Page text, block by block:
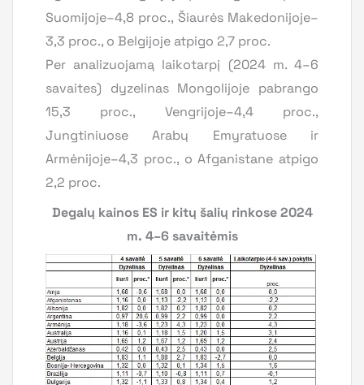
Suomijoje–4,8 proc., Šiaurės Makedonijoje–
3,3 proc., o Belgijoje atpigo 2,7 proc.
Per analizuojamą laikotarpį (2024 m. 4–6
savaites) dyzelinas Mongolijoje pabrango
15,3 proc., Vengrijoje–4,4 proc.,
Jungtiniuose Arabų Emyratuose ir
Armėnijoje–4,3 proc., o Afganistane atpigo
2,2 proc.
Degalų kainos ES ir kitų šalių rinkose 2024
m. 4–6 savaitėmis